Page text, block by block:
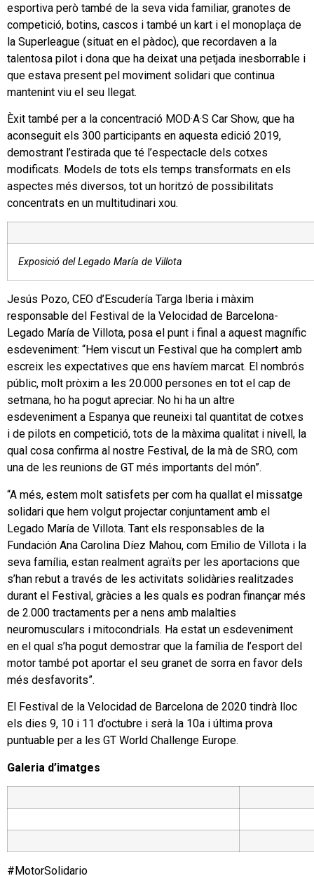
esportiva però també de la seva vida familiar, granotes de
competició, botins, cascos i també un kart i el monoplaça de
la Superleague (situat en el pàdoc), que recordaven a la
talentosa pilot i dona que ha deixat una petjada inesborrable i
que estava present pel moviment solidari que continua
mantenint viu el seu llegat.
Èxit també per a la concentració MOD·A·S Car Show, que ha
aconseguit els 300 participants en aquesta edició 2019,
demostrant l’estirada que té l’espectacle dels cotxes
modificats. Models de tots els temps transformats en els
aspectes més diversos, tot un horitzó de possibilitats
concentrats en un multitudinari xou.
Exposició del Legado María de Villota
Jesús Pozo, CEO d’Escudería Targa Iberia i màxim
responsable del Festival de la Velocidad de Barcelona-
Legado María de Villota, posa el punt i final a aquest magnífic
esdeveniment: “Hem viscut un Festival que ha complert amb
escreix les expectatives que ens havíem marcat. El nombrós
públic, molt pròxim a les 20.000 persones en tot el cap de
setmana, ho ha pogut apreciar. No hi ha un altre
esdeveniment a Espanya que reuneixi tal quantitat de cotxes
i de pilots en competició, tots de la màxima qualitat i nivell, la
qual cosa confirma al nostre Festival, de la mà de SRO, com
una de les reunions de GT més importants del món”.
“A més, estem molt satisfets per com ha quallat el missatge
solidari que hem volgut projectar conjuntament amb el
Legado María de Villota. Tant els responsables de la
Fundación Ana Carolina Díez Mahou, com Emilio de Villota i la
seva família, estan realment agraïts per les aportacions que
s’han rebut a través de les activitats solidàries realitzades
durant el Festival, gràcies a les quals es podran finançar més
de 2.000 tractaments per a nens amb malalties
neuromusculars i mitocondrials. Ha estat un esdeveniment
en el qual s’ha pogut demostrar que la família de l’esport del
motor també pot aportar el seu granet de sorra en favor dels
més desfavorits”.
El Festival de la Velocidad de Barcelona de 2020 tindrà lloc
els dies 9, 10 i 11 d’octubre i serà la 10a i última prova
puntuable per a les GT World Challenge Europe.
Galeria d’imatges
#MotorSolidario